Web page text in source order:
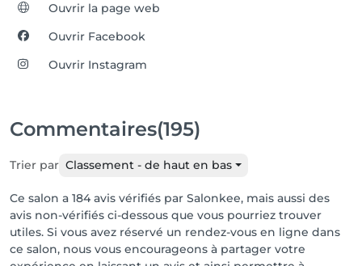
Ouvrir la page web
Ouvrir Facebook
Ouvrir Instagram
Commentaires(195)
Trier par Classement - de haut en bas
Ce salon a 184 avis vérifiés par Salonkee, mais aussi des
avis non-vérifiés ci-dessous que vous pourriez trouver
utiles. Si vous avez réservé un rendez-vous en ligne dans
ce salon, nous vous encourageons à partager votre